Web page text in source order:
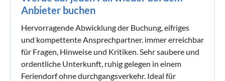
Anbieter buchen
Hervorragende Abwicklung der Buchung, eifriges
und kompettente Ansprechpartner. immer erreichbar
für Fragen, Hinweise und Kritiken. Sehr saubere und
ordentliche Unterkunft, ruhig gelegen in einem
Feriendorf ohne durchgangsverkehr. Ideal für